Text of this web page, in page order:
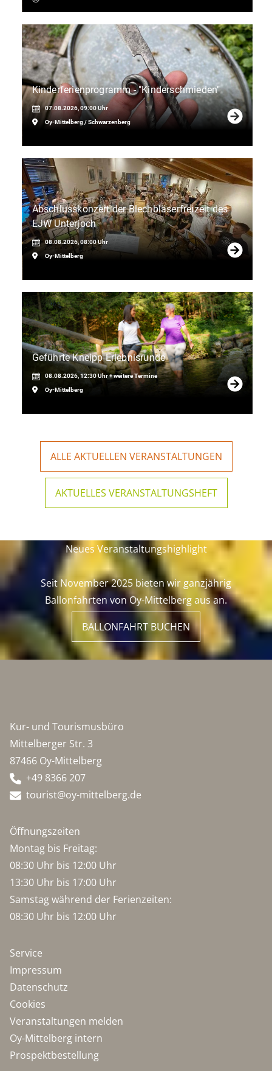
Kinderferienprogramm - "Kinderschmieden"
07.08.2026, 09:00 Uhr
Oy-Mittelberg / Schwarzenberg
Abschlusskonzert der Blechbläserfreizeit des
EJW Unterjoch
08.08.2026, 08:00 Uhr
Oy-Mittelberg
Geführte Kneipp Erlebnisrunde
08.08.2026, 12:30 Uhr + weitere Termine
Oy-Mittelberg
ALLE AKTUELLEN VERANSTALTUNGEN
AKTUELLES VERANSTALTUNGSHEFT
Neues Veranstaltungshighlight
Seit November 2025 bieten wir ganzjährig
Ballonfahrten von Oy-Mittelberg aus an.
BALLONFAHRT BUCHEN
Kur- und Tourismusbüro
Mittelberger Str. 3
87466 Oy-Mittelberg
+49 8366 207
tourist@oy-mittelberg.de
Öffnungszeiten
Montag bis Freitag:
08:30 Uhr bis 12:00 Uhr
13:30 Uhr bis 17:00 Uhr
Samstag während der Ferienzeiten:
08:30 Uhr bis 12:00 Uhr
Service
Impressum
Datenschutz
Cookies
Veranstaltungen melden
Oy-Mittelberg intern
Prospektbestellung